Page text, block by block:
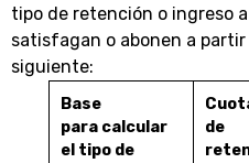
tipo de retención o ingreso
satisfagan o abonen a
siguiente:
Base
para calcular
el tipo de
de